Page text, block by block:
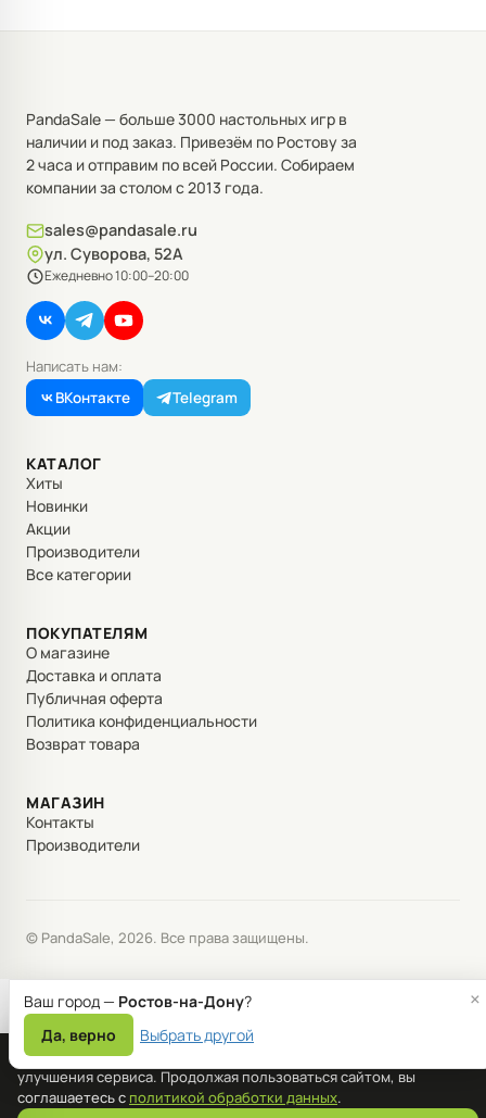
PandaSale — больше 3000 настольных игр в
наличии и под заказ. Привезём по Ростову за
2 часа и отправим по всей России. Собираем
компании за столом с 2013 года.
sales@pandasale.ru
ул. Суворова, 52А
Ежедневно 10:00–20:00
Написать нам:
ВКонтакте
Telegram
КАТАЛОГ
Хиты
Новинки
Акции
Производители
Все категории
ПОКУПАТЕЛЯМ
О магазине
Доставка и оплата
Публичная оферта
Политика конфиденциальности
Возврат товара
МАГАЗИН
Контакты
Производители
© PandaSale, 2026. Все права защищены.
Мы используем файлы cookie для корректной работы сайта и
улучшения сервиса. Продолжая пользоваться сайтом, вы
соглашаетесь с политикой обработки данных.
Ваш город — Ростов-на-Дону?
Да, верно
Выбрать другой
×